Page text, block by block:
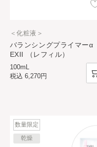
バランシングプライマーα
EXII （レフィル）
＜化粧液＞
100mL
税込 6,270円
数量限定
乾燥